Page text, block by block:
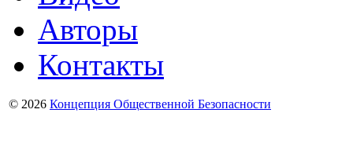
Авторы
Контакты
© 2026 Концепция Общественной Безопасности